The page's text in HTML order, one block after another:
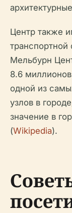
Центр также
Мельбурн
8.6
одной из
узлов в
значение в
(Wikipedia).